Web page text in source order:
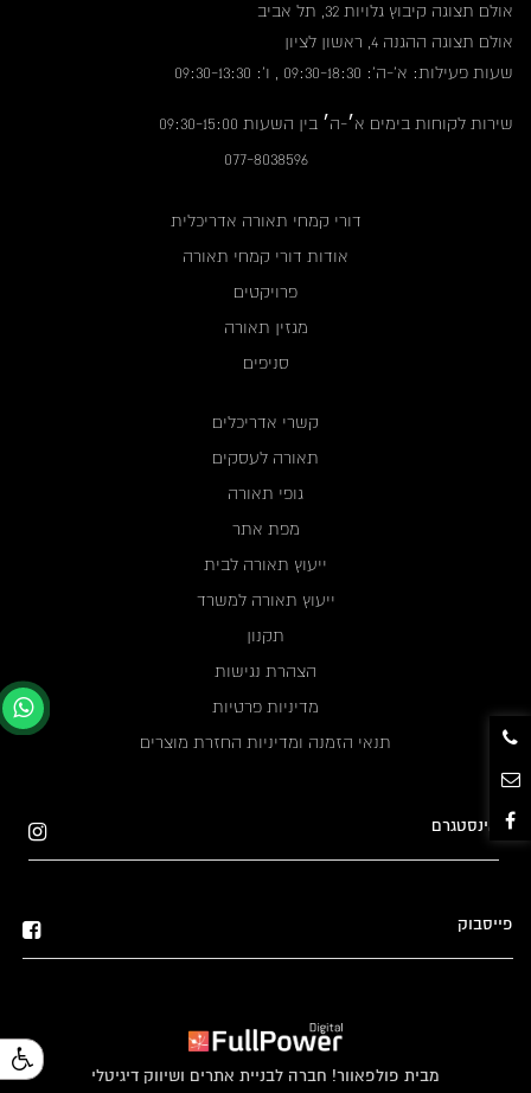
אולם תצוגה קיבוץ גלויות 32, תל אביב
אולם תצוגה ההגנה 4, ראשון לציון
שעות פעילות: א'-ה': 09:30-18:30 , ו': 09:30-13:30
שירות לקוחות בימים א׳-ה׳ בין השעות 09:30-15:00
077-8038596
דורי קמחי תאורה אדריכלית
אודות דורי קמחי תאורה
פרויקטים
מגזין תאורה
סניפים
קשרי אדריכלים
תאורה לעסקים
גופי תאורה
מפת אתר
ייעוץ תאורה לבית
ייעוץ תאורה למשרד
תקנון
הצהרת נגישות
מדיניות פרטיות
תנאי הזמנה ומדיניות החזרת מוצרים
אינסטגרם
פייסבוק
מבית פולפאוור! חברה לבניית אתרים ושיווק דיגיטלי